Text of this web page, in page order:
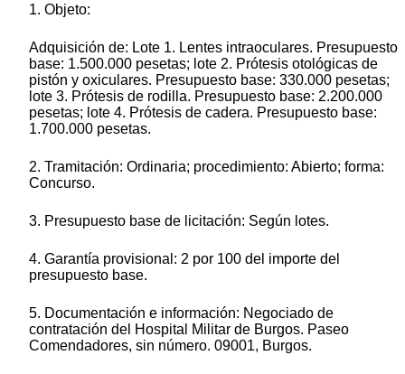
1. Objeto:
Adquisición de: Lote 1. Lentes intraoculares. Presupuesto
base: 1.500.000 pesetas; lote 2. Prótesis otológicas de
pistón y oxiculares. Presupuesto base: 330.000 pesetas;
lote 3. Prótesis de rodilla. Presupuesto base: 2.200.000
pesetas; lote 4. Prótesis de cadera. Presupuesto base:
1.700.000 pesetas.
2. Tramitación: Ordinaria; procedimiento: Abierto; forma:
Concurso.
3. Presupuesto base de licitación: Según lotes.
4. Garantía provisional: 2 por 100 del importe del
presupuesto base.
5. Documentación e información: Negociado de
contratación del Hospital Militar de Burgos. Paseo
Comendadores, sin número. 09001, Burgos.